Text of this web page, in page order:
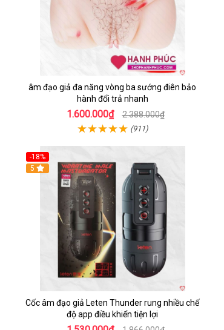
âm đạo giả đa năng vòng ba sướng điên bảo
hành đổi trả nhanh
1.600.000₫ 2.388.000₫
(911)
-18%
5
Cốc âm đạo giả Leten Thunder rung nhiều chế
độ app điều khiển tiện lợi